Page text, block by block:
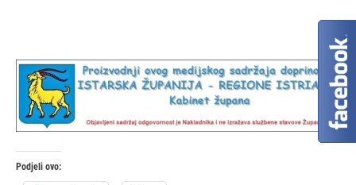
Podjeli ovo: